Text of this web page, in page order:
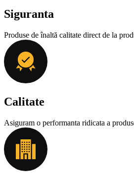
Siguranta
Produse de înaltă calitate direct de la
Calitate
Asiguram o performanta ridicata a